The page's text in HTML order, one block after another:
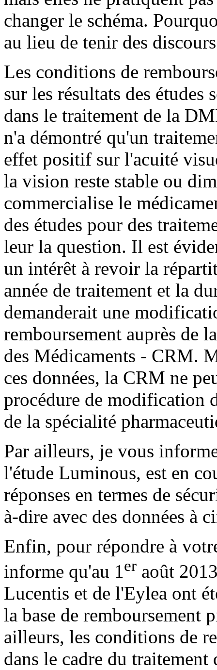
changer le schéma.
au lieu de tenir des
Les conditions de
sur les résultats des études
dans le traitement de la
n'a démontré qu'un
effet positif sur l'acuité
la vision reste stable ou
commercialise le
des études pour des
leur la question. Il est
un intérêt à revoir la
année de traitement et la
demanderait une
remboursement auprès de
des Médicaments - CRM.
ces données, la CRM ne
procédure de modification
de la spécialité
Par ailleurs, je vous
l'étude Luminous, est en
réponses en termes de
à-dire avec des données à
Enfin, pour répondre à
informe qu'au 1er août
Lucentis et de l'Eylea ont
la base de remboursement
ailleurs, les conditions de
dans le cadre du